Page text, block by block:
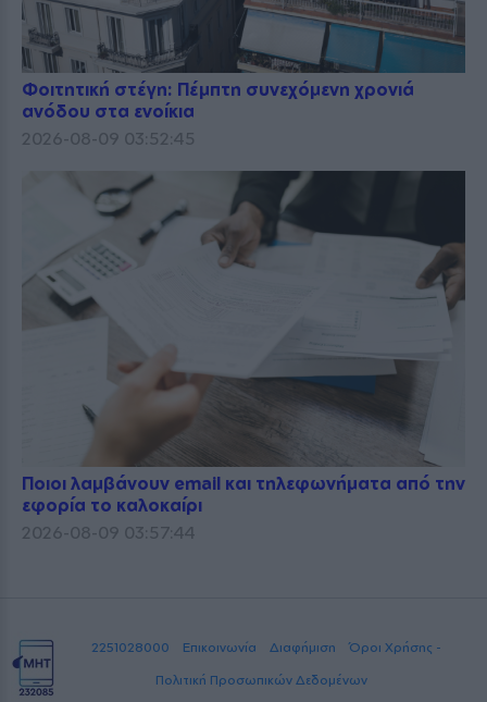
Φοιτητική στέγη: Πέμπτη συνεχόμενη χρονιά
ανόδου στα ενοίκια
2026-08-09 03:52:45
Ποιοι λαμβάνουν email και τηλεφωνήματα από την
εφορία το καλοκαίρι
2026-08-09 03:57:44
2251028000 Επικοινωνία Διαφήμιση
Όροι Χρήσης -
Πολιτική Προσωπικών Δεδομένων